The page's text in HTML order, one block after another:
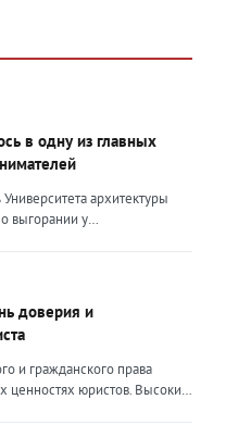
в одну из главных
архитектуры
выгорании у
заметно
Наёмный
в отпуск, пожаловаться
Предприниматель — сам
он устаёт, бизнес не встанет
доверия и
и гражданского права
юристов. Высокий